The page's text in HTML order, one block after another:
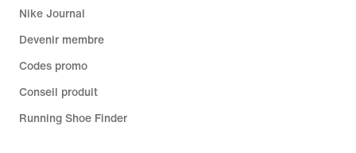
Nike Journal
Devenir membre
Codes promo
Conseil produit
Running Shoe Finder